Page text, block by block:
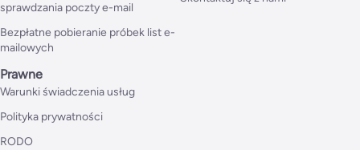
sprawdzania poczty e-mail
Bezpłatne pobieranie próbek list e-
mailowych
Prawne
Warunki świadczenia usług
Polityka prywatności
RODO